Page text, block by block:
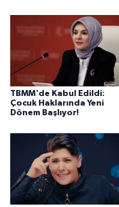
TBMM'de Kabul Edildi:
Çocuk Haklarında Yeni
Dönem Başlıyor!